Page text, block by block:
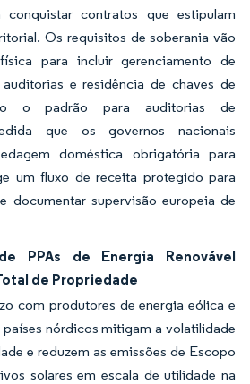
conquistar contratos que estipulam
Os requisitos de soberania vão
para incluir gerenciamento de
e residência de chaves de
o padrão para auditorias de
que os governos nacionais
doméstica obrigatória para
um fluxo de receita protegido para
documentar supervisão europeia de
PPAs de Energia Renovável
de Propriedade
com produtores de energia eólica e
países nórdicos mitigam a volatilidade
e reduzem as emissões de Escopo
solares em escala de utilidade na